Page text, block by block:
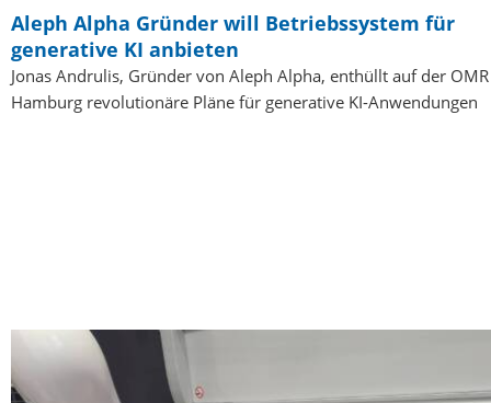
Aleph Alpha Gründer will Betriebssystem für
generative KI anbieten
Jonas Andrulis, Gründer von Aleph Alpha, enthüllt auf der
Hamburg revolutionäre Pläne für generative KI-Anwendungen